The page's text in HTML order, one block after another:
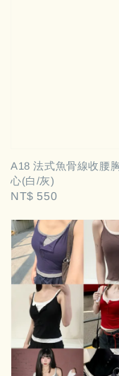
A18 法式魚骨線收腰
心(白/灰)
Regular
NT$ 550